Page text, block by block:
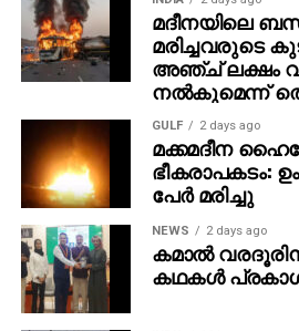
ശിശുവിന്റെ പിതാവ് ജിഗ്‌നേഷ്
കുടുംബാംഗങ്ങള്‍ എന്നിവര്‍
ആംബുലന്‍സ് മൊദാസയില്‍ നിന്ന്
മാത്രം പിന്നിട്ടപ്പോള്‍ പെട്ടെന്ന്
അതിവേഗം
എത്തുംമുമ്പ് തന്നെ കുഞ്ഞും
കാരനായ രാജ്കരണ്‍ ശാന്തിലാല്‍
കാരിയായ നഴ്സ് ഭൂരി മനാത്തും
അപകടസമയം ഡ്രൈവര്‍
മൂന്ന് പേര്‍ക്ക് ഗുരുതരമായ
ഡെപ്യൂട്ടി പൊലീസ് സൂപ്രണ്ട്
മദീനയിലെ
മരിച്ചവരുടെ
അഞ്ച് ലക്ഷം
നല്‍കുമെന്ന്
GULF 2 days ago
മക്കമദീന
ഭീകരാപകടം:
പേര്‍ മരിച്ചു
NEWS 2 days ago
കമാൽ
കഥകൾ